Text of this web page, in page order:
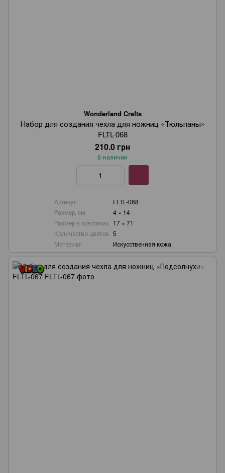
Wonderland Crafts
Набор для создания чехла для ножниц «Тюльпаны»
FLTL-068
210.0 грн
В наличии
Артикул
FLTL-068
Размер, см
4 × 14
Размер в крестиках 17 × 71
Количество цветов 5
Материал
Искусственная кожа